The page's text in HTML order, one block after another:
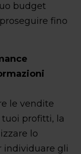
budget
fino
le vendite
profitti, la
lo
individuare gli